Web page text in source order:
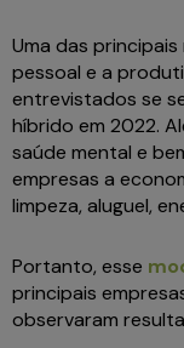
Uma das
pessoal e a
entrevistados se
híbrido em 2022.
saúde mental e
empresas a
limpeza, aluguel,
Portanto, esse
principais
observaram